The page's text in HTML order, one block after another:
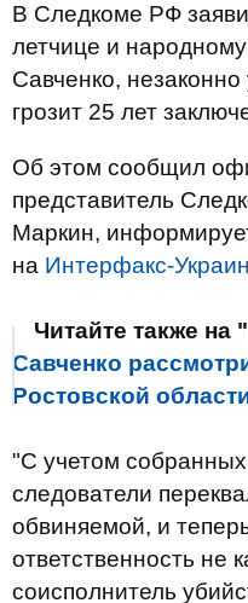
В Следкоме РФ
летчице и
Савченко,
грозит 25 лет
Об этом сообщил
представитель
Маркин,
на Интерфакс-
Читайте также
Савченко
Ростовской
"С учетом собранных
следователи
обвиняемой, и
ответственность не
соисполнитель